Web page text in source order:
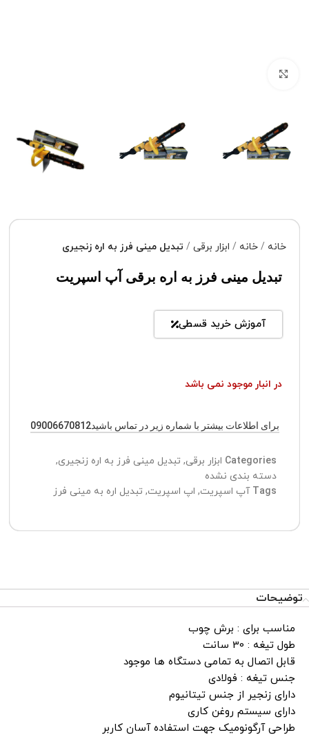
خانه خانه ابزار برقی تبدیل مینی فرز به اره زنجیری
تبدیل مینی فرز به اره برقی آپ اسپریت
آموزش خرید قسطی
در انبار موجود نمی باشد
برای اطلاعات بیشتر با شماره زیر در تماس باشید09006670812
Categories ابزار برقی, تبدیل مینی فرز به اره زنجیری,
دسته بندی نشده
Tags آپ اسپریت, اپ اسپریت, تبدیل اره به مینی فرز
توضیحات
مناسب برای : برش چوب
طول تیغه : 30 سانت
قابل اتصال به تمامی دستگاه ها موجود
جنس تیغه : فولادی
دارای زنجیر از جنس تیتانیوم
دارای سیستم روغن کاری
طراحی آرگونومیک جهت استفاده آسان کاربر